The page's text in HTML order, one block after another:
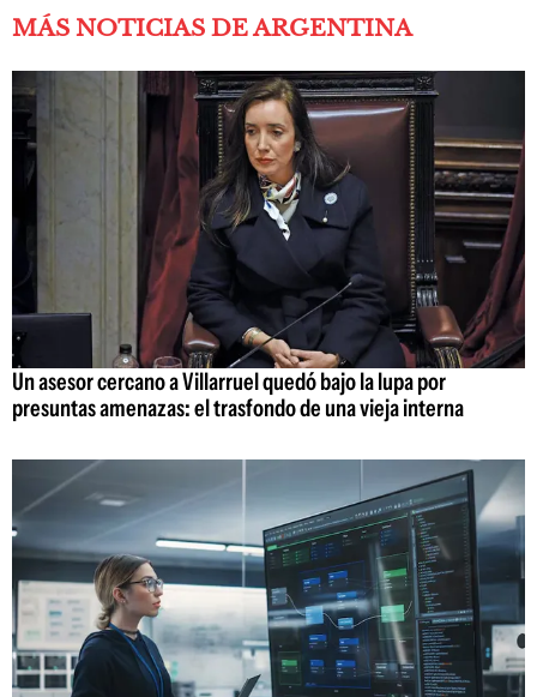
MÁS NOTICIAS DE ARGENTINA
Un asesor cercano a Villarruel quedó bajo la lupa por
presuntas amenazas: el trasfondo de una vieja interna